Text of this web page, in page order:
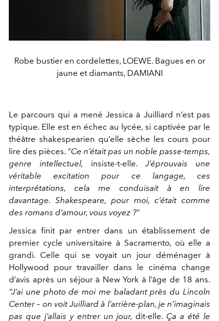
Robe bustier en cordelettes, LOEWE. Bagues en or
jaune et diamants, DAMIANI
Le parcours qui a mené Jessica à Juilliard n’est pas
typique. Elle est en échec au lycée, si captivée par le
théâtre shakespearien qu’elle sèche les cours pour
lire des pièces. “Ce n’était pas un noble passe-temps,
genre intellectuel,
insiste-t-elle. J’éprouvais une
véritable excitation pour ce langage, ces
interprétations, cela me conduisait à en lire
davantage. Shakespeare, pour moi, c’était comme
des romans d’amour, vous voyez ?”
Jessica finit par entrer dans un établissement de
premier cycle universitaire à Sacramento, où elle a
grandi. Celle qui se voyait un jour déménager à
Hollywood pour travailler dans le cinéma change
d’avis après un séjour à New York à l’âge de 18 ans.
“J’ai une photo de moi me baladant près du Lincoln
Center – on voit Juilliard à l’arrière-plan, je n’imaginais
pas que j’allais y entrer un jour, dit-elle. Ça a été le